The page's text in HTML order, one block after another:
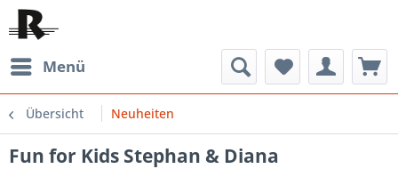
Menü
Übersicht Neuheiten
Fun for Kids Stephan & Diana